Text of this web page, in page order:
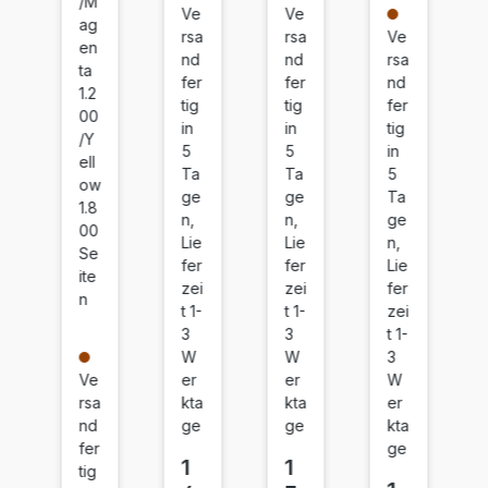
he
r
L
C-
32
19
X
L
B
K
C
M
4e
r
Se
t
ag
en
ta
1.2
00
/Y
ell
ow
1.8
00
Se
ite
n
Ve
rsa
nd
fer
tig
r
L
C-
32
19
X
L
C
ya
n
Ve
rsa
nd
fer
tig
in
5
Ta
ge
n,
Lie
fer
zei
t 1-
3
W
er
kta
ge
1
r
L
C-
32
19
X
L
Sc
h
w
ar
z
Ve
rsa
nd
fer
tig
in
5
Ta
ge
n,
Lie
fer
zei
t 1-
3
W
er
kta
ge
1
r
L
C-
32
19
X
L
G
el
b
Ve
rsa
nd
fer
tig
in
5
Ta
ge
n,
Lie
fer
zei
t 1-
3
W
er
kta
ge